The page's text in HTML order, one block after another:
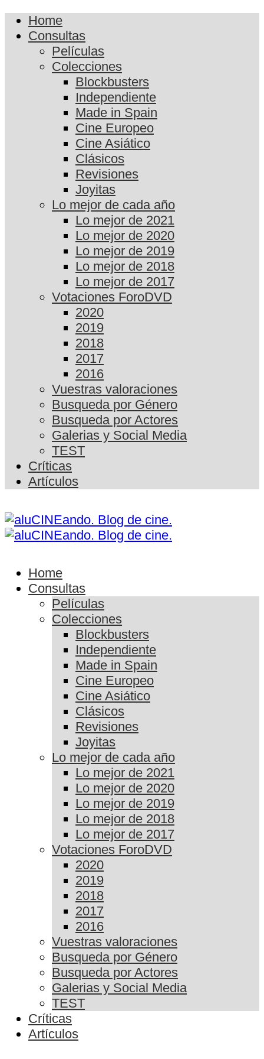
Home
Consultas
Películas
Colecciones
Blockbusters
Independiente
Made in Spain
Cine Europeo
Cine Asiático
Clásicos
Revisiones
Joyitas
Lo mejor de cada año
Lo mejor de 2021
Lo mejor de 2020
Lo mejor de 2019
Lo mejor de 2018
Lo mejor de 2017
Votaciones ForoDVD
2020
2019
2018
2017
2016
Vuestras valoraciones
Busqueda por Género
Busqueda por Actores
Galerias y Social Media
TEST
Críticas
Artículos
Home
Consultas
Películas
Colecciones
Blockbusters
Independiente
Made in Spain
Cine Europeo
Cine Asiático
Clásicos
Revisiones
Joyitas
Lo mejor de cada año
Lo mejor de 2021
Lo mejor de 2020
Lo mejor de 2019
Lo mejor de 2018
Lo mejor de 2017
Votaciones ForoDVD
2020
2019
2018
2017
2016
Vuestras valoraciones
Busqueda por Género
Busqueda por Actores
Galerias y Social Media
TEST
Críticas
Artículos